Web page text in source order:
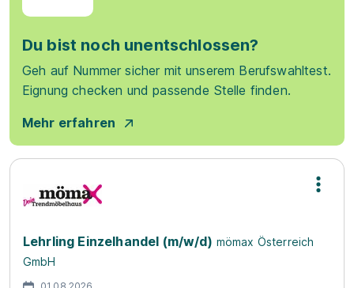
Du bist noch unentschlossen?
Geh auf Nummer sicher mit unserem Berufswahltest.
Eignung checken und passende Stelle finden.
Mehr erfahren
Lehrling Einzelhandel (m/w/d) mömax Österreich
GmbH
01.08.2026